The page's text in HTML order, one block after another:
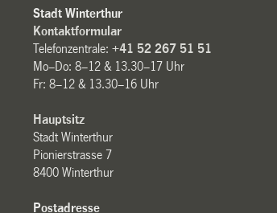
Stadt Winterthur
Kontaktformular
Telefonzentrale:+41 52 267 51 51
Mo–Do: 8–12 & 13.30–17 Uhr
Fr: 8–12 & 13.30–16 Uhr
Hauptsitz
Stadt Winterthur
Pionierstrasse 7
8400 Winterthur
Postadresse